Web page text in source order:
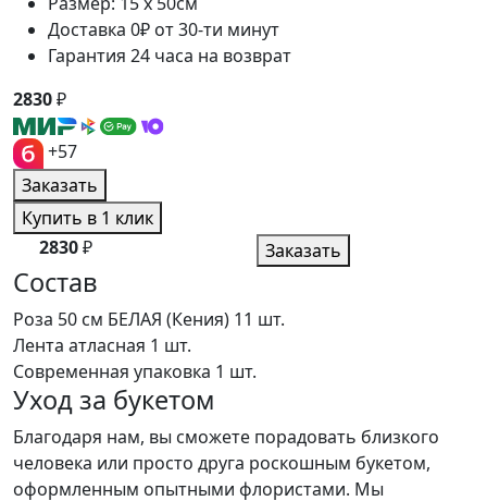
Доставка 0₽ от 30-ти минут
Гарантия 24 часа на возврат
2830₽
+57
Заказать
Купить в 1 клик
2830₽ Заказать
Состав
Роза 50 см БЕЛАЯ (Кения) 11 шт.
Лента атласная 1 шт.
Современная упаковка 1 шт.
Уход за букетом
Благодаря нам, вы сможете порадовать близкого
человека или просто друга роскошным букетом,
оформленным опытными флористами. Мы